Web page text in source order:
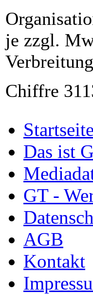
je zzgl.
Chiffre
Startseite
Das ist
GT -
AGB
Kontakt